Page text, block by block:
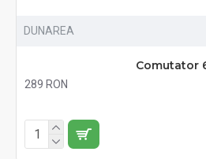
DUNAREA
Comutator
289 RON